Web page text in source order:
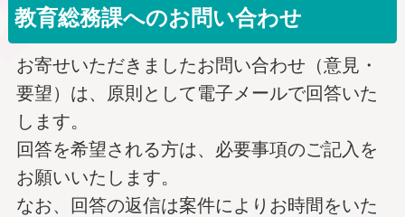
教育総務課へのお問い合わせ
お寄せいただきましたお問い合わせ（意見・
要望）は、原則として電子メールで回答いた
します。
回答を希望される方は、必要事項のご記入を
お願いいたします。
なお、回答の返信は案件によりお時間をいた